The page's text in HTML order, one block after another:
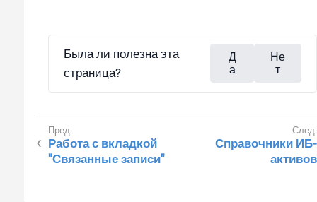
Была ли полезна эта
страница?
Д
а
Не
т
Работа с вкладкой
"Связанные записи"
Справочники ИБ-
активов